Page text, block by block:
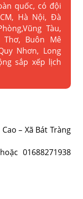
quốc, có đội
Hà Nội, Đà
Tàu,
Thơ, Buôn Mê
Nhơn, Long
sắp xếp lịch
– Xã Bát Tràng
01688271938